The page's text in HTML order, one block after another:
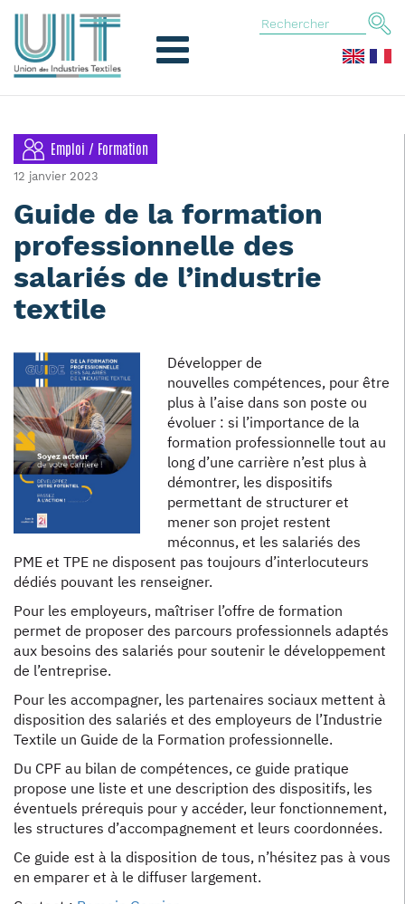
Emploi / Formation
12 janvier 2023
Guide de la formation
professionnelle des
salariés de l’industrie
textile
Développer de
nouvelles compétences, pour être
plus à l’aise dans son poste ou
évoluer : si l’importance de la
formation professionnelle tout au
long d’une carrière n’est plus à
démontrer, les dispositifs
permettant de structurer et
mener son projet restent
méconnus, et les salariés des
PME et TPE ne disposent pas toujours d’interlocuteurs
dédiés pouvant les renseigner.
Pour les employeurs, maîtriser l’offre de formation
permet de proposer des parcours professionnels adaptés
aux besoins des salariés pour soutenir le développement
de l’entreprise.
Pour les accompagner, les partenaires sociaux mettent à
disposition des salariés et des employeurs de l’Industrie
Textile un Guide de la Formation professionnelle.
Du CPF au bilan de compétences, ce guide pratique
propose une liste et une description des dispositifs, les
éventuels prérequis pour y accéder, leur fonctionnement,
les structures d’accompagnement et leurs coordonnées.
Ce guide est à la disposition de tous, n’hésitez pas à vous
en emparer et à le diffuser largement.